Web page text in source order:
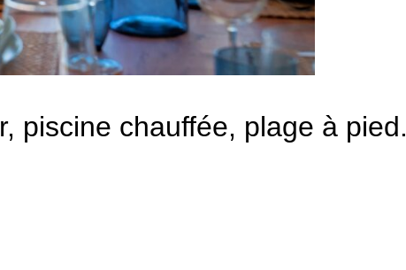
piscine chauffée, plage à pied.